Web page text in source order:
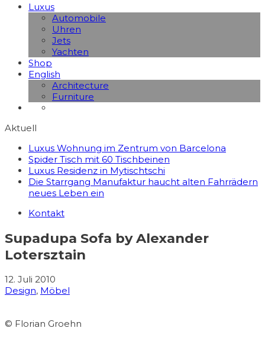
Luxus
Automobile
Uhren
Jets
Yachten
Shop
English
Architecture
Furniture
Aktuell
Luxus Wohnung im Zentrum von Barcelona
Spider Tisch mit 60 Tischbeinen
Luxus Residenz in Mytischtschi
Die Starrgang Manufaktur haucht alten Fahrrädern
neues Leben ein
Kontakt
Supadupa Sofa by Alexander
Lotersztain
12. Juli 2010
Design, Möbel
© Florian Groehn